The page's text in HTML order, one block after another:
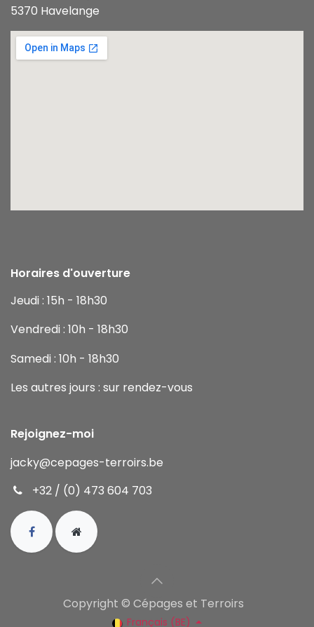
5370 Havelange
Horaires d'ouverture
Jeudi : 15h - 18h30
Vendredi : 10h - 18h30
Samedi : 10h - 18h30
Les autres jours : sur rendez-vous
Rejoignez-moi
jacky@cepages-terroirs.be
+32 / (0) 473 604 703
Copyright © Cépages et Terroirs
Français (BE)